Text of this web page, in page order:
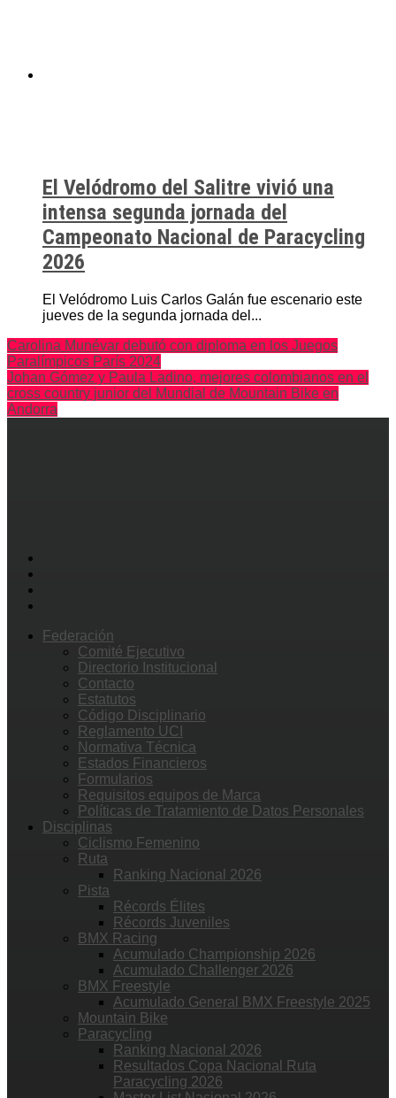
El Velódromo del Salitre vivió una
intensa segunda jornada del
Campeonato Nacional de Paracycling
2026
El Velódromo Luis Carlos Galán fue escenario este
jueves de la segunda jornada del...
Carolina Munévar debutó con diploma en los Juegos
Paralímpicos París 2024
Johan Gómez y Paula Ladino, mejores colombianos en el
cross country junior del Mundial de Mountain Bike en
Andorra
Federación
Comité Ejecutivo
Directorio Institucional
Contacto
Estatutos
Código Disciplinario
Reglamento UCI
Normativa Técnica
Estados Financieros
Formularios
Requisitos equipos de Marca
Políticas de Tratamiento de Datos Personales
Disciplinas
Ciclismo Femenino
Ruta
Ranking Nacional 2026
Pista
Récords Élites
Récords Juveniles
BMX Racing
Acumulado Championship 2026
Acumulado Challenger 2026
BMX Freestyle
Acumulado General BMX Freestyle 2025
Mountain Bike
Paracycling
Ranking Nacional 2026
Resultados Copa Nacional Ruta
Paracycling 2026